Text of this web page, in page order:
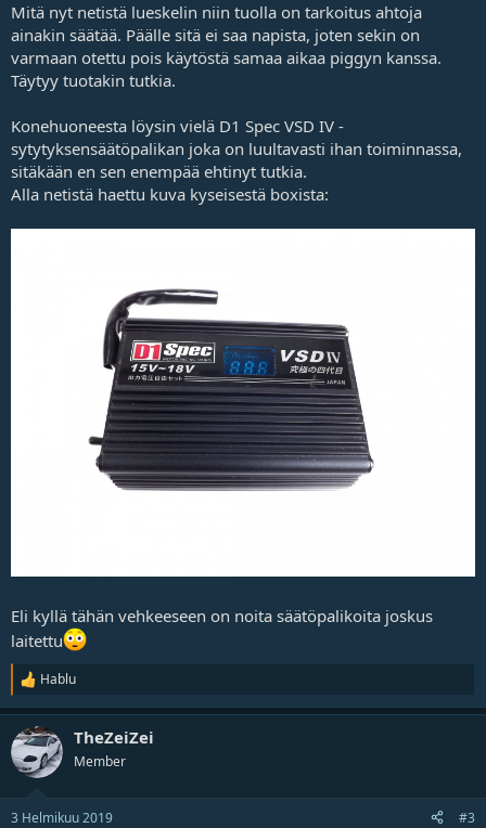
Mitä nyt netistä lueskelin niin tuolla on tarkoitus ahtoja
ainakin säätää. Päälle sitä ei saa napista, joten sekin on
varmaan otettu pois käytöstä samaa aikaa piggyn kanssa.
Täytyy tuotakin tutkia.
Konehuoneesta löysin vielä D1 Spec VSD IV -
sytytyksensäätöpalikan joka on luultavasti ihan toiminnassa,
sitäkään en sen enempää ehtinyt tutkia.
Alla netistä haettu kuva kyseisestä boxista:
Eli kyllä tähän vehkeeseen on noita säätöpalikoita joskus
laitettu
R
e
a
k
t
i
Hablu
TheZeiZei
Member
3 Helmikuu 2019 #3